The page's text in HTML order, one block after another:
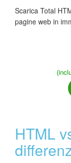
Scarica Total
pagine web in
HTML